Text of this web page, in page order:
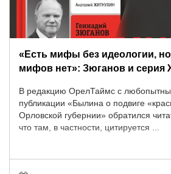
«Есть мифы без идеологии,
мифов нет»: Зюганов и серия
В редакцию ОрелТаймс с
публикации «Былина о подвиге
Орловской губернии» обратился
что там, в частности, цитируется ...